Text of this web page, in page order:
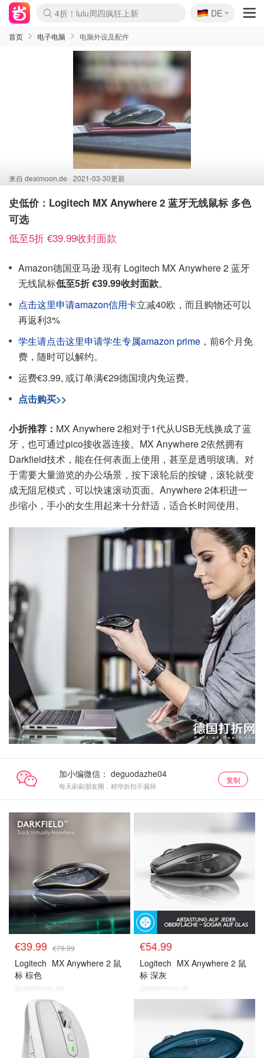
Boticinal 夏促开抢！
4折！lulu周四疯狂上新
还没结束！&OtherStories大促
Joybuy变相75折 随时失效
速领！Stanley独家85折
疑似霸哥！Camper额外叠85折
Zalando 奥莱闪促！每日更新
Moncler反季囤！5折起+叠9折
Coach Brooklyn仅€192
🇩🇪
DE
首页 电子电脑 电脑外设及配件
来自 dealmoon.de 2021-03-30更新
史低价：Logitech MX Anywhere 2 蓝牙无线鼠标 多色
可选
低至5折 €39.99收封面款
Amazon德国亚马逊 现有 Logitech MX Anywhere 2 蓝牙
无线鼠标低至5折 €39.99收封面款。
点击这里申请amazon信用卡立减40欧，而且购物还可以
再返利3%
学生请点击这里申请学生专属amazon prime ，前6个月免
费，随时可以解约。
运费€3.99, 或订单满€29德国境内免运费。
点击购买>>
小折推荐： MX Anywhere 2相对于1代从USB无线换成了蓝
牙，也可通过pico接收器连接。MX Anywhere 2依然拥有
Darkfield技术，能在任何表面上使用，甚至是透明玻璃。对
于需要大量游览的办公场景，按下滚轮后的按键，滚轮就变
成无阻尼模式，可以快速滚动页面。Anywhere 2体积进一
步缩小，手小的女生用起来十分舒适，适合长时间使用。
加小编微信：
每天刷刷朋友圈，精华折扣不漏掉
复制
€39.99 €79.99
Logitech MX Anywhere 2 鼠
标 棕色
@dealmoon.de
€54.99
Logitech MX Anywhere 2 鼠
标 深灰
@dealmoon.de